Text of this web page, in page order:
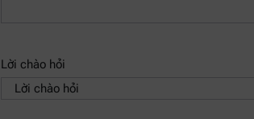
Lời chào hỏi